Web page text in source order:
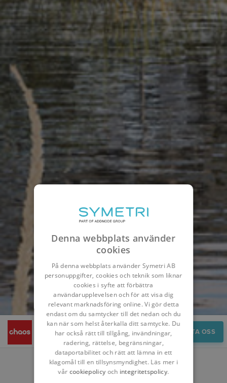
Översikt KONTAKTA OSS
Denna webbplats använder
cookies
På denna webbplats använder Symetri AB
personuppgifter, cookies och teknik som liknar
cookies i syfte att förbättra
användarupplevelsen och för att visa dig
relevant marknadsföring online. Vi gör detta
endast om du samtycker till det nedan och du
kan när som helst återkalla ditt samtycke. Du
har också rätt till tillgång, invändningar,
radering, rättelse, begränsningar,
dataportabilitet och rätt att lämna in ett
klagomål till en tillsynsmyndighet. Läs mer i
vår cookiepolicyoch integritetspolicy.